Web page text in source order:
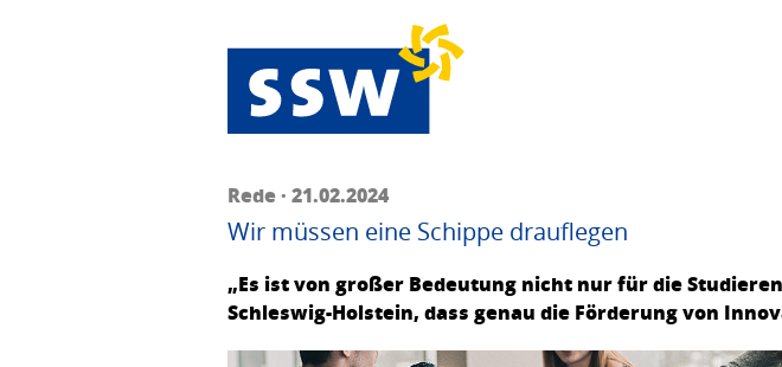
Rede · 21.02.2024
Wir müssen eine Schippe drauflegen
„Es ist von großer Bedeutung nicht nur für die
Schleswig-Holstein, dass genau die Förderung von